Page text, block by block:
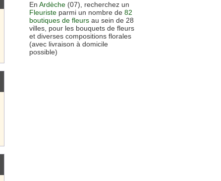
En Ardèche (07), recherchez un
Fleuriste parmi un nombre de 82
boutiques de fleurs au sein de 28
villes, pour les bouquets de fleurs
et diverses compositions florales
(avec livraison à domicile
possible)